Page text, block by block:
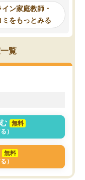
自習室が毎日使えていつ
るのが心強かったよう
謝です。
ン家庭教師・
をもっとみる
覧
無料
）
無料
）